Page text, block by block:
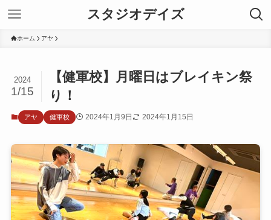
スタジオデイズ
ホーム アヤ
【健軍校】月曜日はブレイキン祭
り！
2024
1/15
アヤ 健軍校 2024年1月9日 2024年1月15日